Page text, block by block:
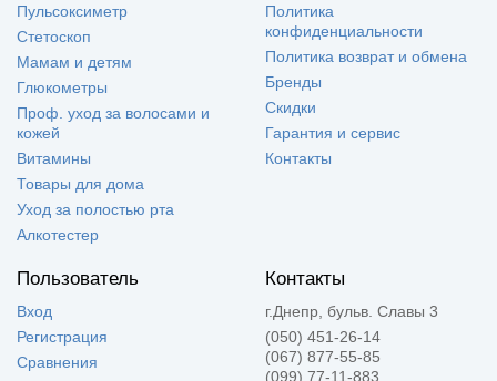
Пульсоксиметр
Стетоскоп
Мамам и детям
Глюкометры
Проф. уход за волосами и
кожей
Витамины
Товары для дома
Уход за полостью рта
Алкотестер
Политика
конфиденциальности
Политика возврат и обмена
Бренды
Скидки
Гарантия и сервис
Контакты
Пользователь
Вход
Регистрация
Сравнения
Контакты
г.Днепр, бульв. Славы 3
(050) 451-26-14
(067) 877-55-85
(099) 77-11-883